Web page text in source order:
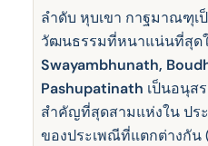
ลําดับ หุบเขา กาฐมาณฑุเ
วัฒนธรรมที่หนาแน่นที่สุด
Swayambhunath,
Pashupatinath เป็นอนุส
สําคัญที่สุดสามแห่งใน ปร
ของประเพณีที่แตกต่างกัน